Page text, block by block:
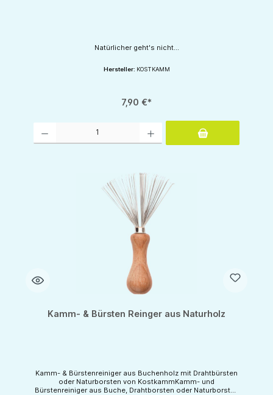
Natürlicher geht's nicht...
Hersteller: KOSTKAMM
7,90 €*
Kamm- & Bürsten Reinger aus Naturholz
Kamm- & Bürstenreiniger aus Buchenholz mit Drahtbürsten
oder Naturborsten von KostkammKamm- und
Bürstenreiniger aus Buche, Drahtborsten oder Naturborsten